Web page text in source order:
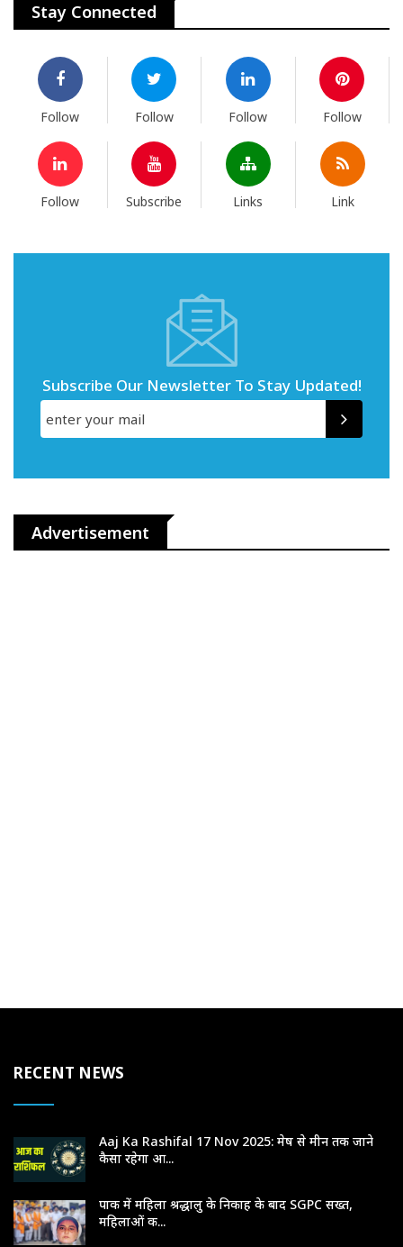
Stay Connected
Follow Follow Follow Follow
Follow Subscribe Links Link
Subscribe Our Newsletter To Stay Updated!
Advertisement
RECENT NEWS
Aaj Ka Rashifal 17 Nov 2025: मेष से मीन तक जाने
कैसा रहेगा आ...
पाक में महिला श्रद्धालु के निकाह के बाद SGPC सख्त,
महिलाओं क...